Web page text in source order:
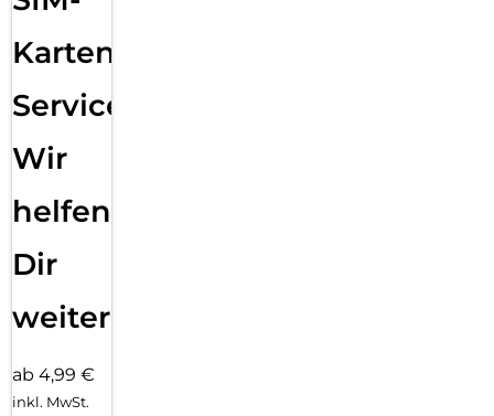
Karten
Service:
Wir
helfen
Dir
weiter
ab 4,99 €
inkl. MwSt.